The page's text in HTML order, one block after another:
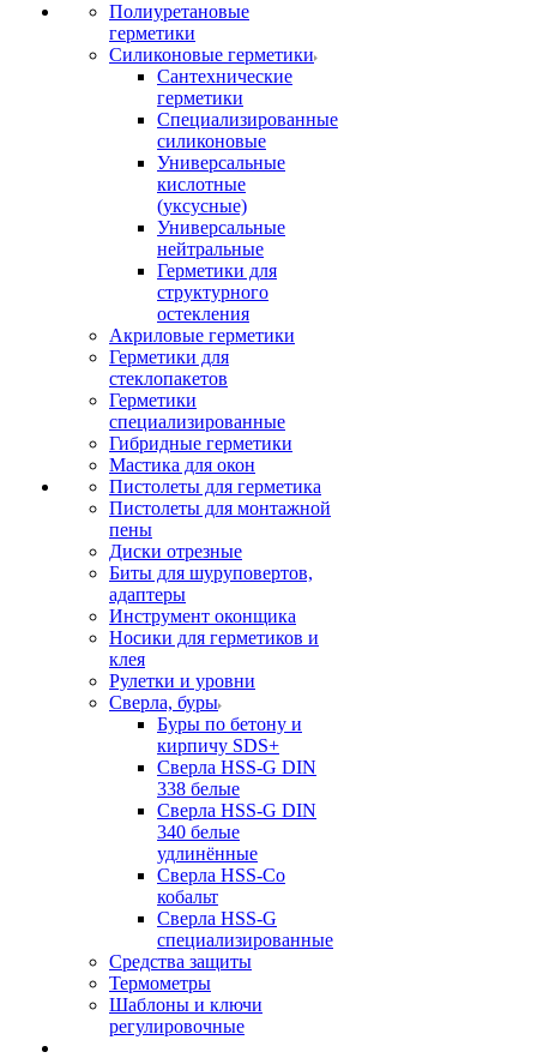
Полиуретановые
герметики
Силиконовые герметики
Сантехнические
герметики
Специализированные
силиконовые
Универсальные
кислотные
(уксусные)
Универсальные
нейтральные
Герметики для
структурного
остекления
Акриловые герметики
Герметики для
стеклопакетов
Герметики
специализированные
Гибридные герметики
Мастика для окон
Пистолеты для герметика
Пистолеты для монтажной
пены
Диски отрезные
Биты для шуруповертов,
адаптеры
Инструмент оконщика
Носики для герметиков и
клея
Рулетки и уровни
Сверла, буры
Буры по бетону и
кирпичу SDS+
Сверла HSS-G DIN
338 белые
Сверла HSS-G DIN
340 белые
удлинённые
Сверла HSS-Co
кобальт
Сверла HSS-G
специализированные
Средства защиты
Термометры
Шаблоны и ключи
регулировочные